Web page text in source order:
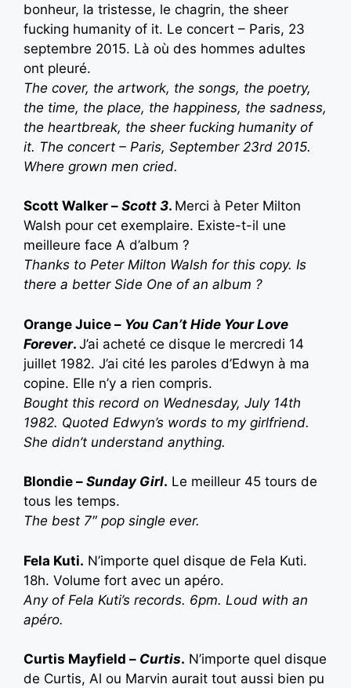
bonheur, la tristesse, le chagrin, the sheer
fucking humanity of it. Le concert – Paris, 23
septembre 2015. Là où des hommes adultes
ont pleuré.
The cover, the artwork, the songs, the poetry,
the time, the place, the happiness, the sadness,
the heartbreak, the sheer fucking humanity of
it. The concert – Paris, September 23rd 2015.
Where grown men cried.
Scott Walker – Scott 3. Merci à Peter Milton
Walsh pour cet exemplaire. Existe-t-il une
meilleure face A d’album ?
Thanks to Peter Milton Walsh for this copy. Is
there a better Side One of an album ?
Orange Juice – You Can’t Hide Your Love
Forever. J’ai acheté ce disque le mercredi 14
juillet 1982. J’ai cité les paroles d’Edwyn à ma
copine. Elle n’y a rien compris.
Bought this record on Wednesday, July 14th
1982. Quoted Edwyn’s words to my girlfriend.
She didn’t understand anything.
Blondie – Sunday Girl. Le meilleur 45 tours de
tous les temps.
The best 7″ pop single ever.
Fela Kuti. N’importe quel disque de Fela Kuti.
18h. Volume fort avec un apéro.
Any of Fela Kuti’s records. 6pm. Loud with an
apéro.
Curtis Mayfield – Curtis. N’importe quel disque
de Curtis, Al ou Marvin aurait tout aussi bien pu